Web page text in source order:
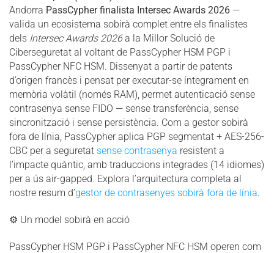
Andorra PassCypher finalista Intersec Awards 2026 —
valida un ecosistema sobirà complet entre els finalistes
dels Intersec Awards 2026a la Millor Solució de
Ciberseguretat al voltant de PassCypher HSM PGP i
PassCypher NFC HSM. Dissenyat a partir de patents
d’origen francès i pensat per executar-se íntegrament en
memòria volàtil (només RAM), permet autenticació sense
contrasenya sense FIDO — sense transferència, sense
sincronització i sense persistència. Com a gestor sobirà
fora de línia, PassCypher aplica PGP segmentat + AES-256-
CBC per a seguretat sense contrasenya resistent a
l’impacte quàntic, amb traduccions integrades (14 idiomes)
per a ús air-gapped. Explora l’arquitectura completa al
nostre resum d’gestor de contrasenyes sobirà fora de línia.
⚙ Un model sobirà en acció
PassCypher HSM PGP i PassCypher NFC HSM operen com